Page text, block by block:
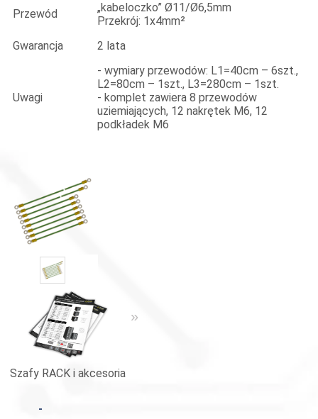
Przewód
„kabeloczko” Ø11/Ø6,5mm
Przekrój: 1x4mm²
Gwarancja
2 lata
Uwagi
- wymiary przewodów: L1=40cm – 6szt.,
L2=80cm – 1szt., L3=280cm – 1szt.
- komplet zawiera 8 przewodów
uziemiających, 12 nakrętek M6, 12
podkładek M6
Szafy RACK i akcesoria
»
-